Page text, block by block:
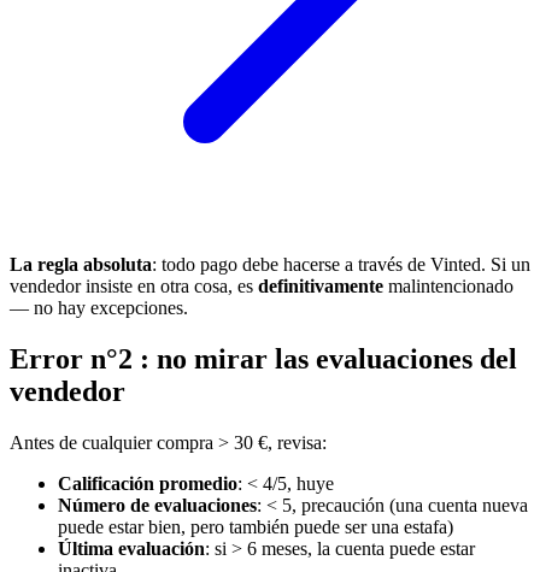
La regla absoluta: todo pago debe hacerse a través de Vinted. Si un
vendedor insiste en otra cosa, es definitivamente malintencionado
— no hay excepciones.
Error n°2 : no mirar las evaluaciones del
vendedor
Antes de cualquier compra > 30 €, revisa:
Calificación promedio: < 4/5, huye
Número de evaluaciones: < 5, precaución (una cuenta nueva
puede estar bien, pero también puede ser una estafa)
Última evaluación: si > 6 meses, la cuenta puede estar